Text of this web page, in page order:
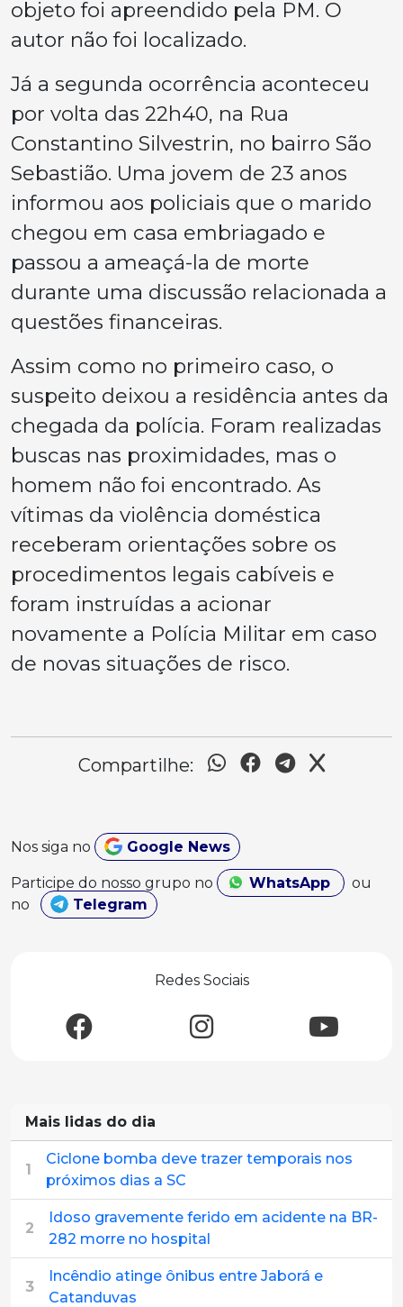
objeto foi apreendido pela PM. O
autor não foi localizado.
Já a segunda ocorrência aconteceu
por volta das 22h40, na Rua
Constantino Silvestrin, no bairro São
Sebastião. Uma jovem de 23 anos
informou aos policiais que o marido
chegou em casa embriagado e
passou a ameaçá-la de morte
durante uma discussão relacionada a
questões financeiras.
Assim como no primeiro caso, o
suspeito deixou a residência antes da
chegada da polícia. Foram realizadas
buscas nas proximidades, mas o
homem não foi encontrado. As
vítimas da violência doméstica
receberam orientações sobre os
procedimentos legais cabíveis e
foram instruídas a acionar
novamente a Polícia Militar em caso
de novas situações de risco.
Compartilhe:
Nos siga no Google News
Participe do nosso grupo no WhatsApp
ou
no
Telegram
Redes Sociais
Mais lidas do dia
1
Ciclone bomba deve trazer temporais nos
próximos dias a SC
2
Idoso gravemente ferido em acidente na BR-
282 morre no hospital
3
Incêndio atinge ônibus entre Jaborá e
Catanduvas